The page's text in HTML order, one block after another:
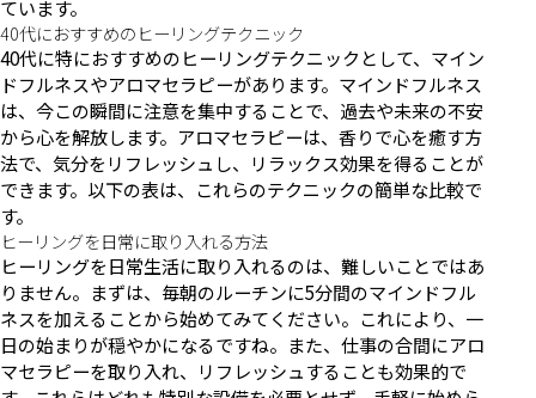
ています。
40代におすすめのヒーリングテクニック
40代に特におすすめのヒーリングテクニックとして、マイン
ドフルネスやアロマセラピーがあります。マインドフルネス
は、今この瞬間に注意を集中することで、過去や未来の不安
から心を解放します。アロマセラピーは、香りで心を癒す方
法で、気分をリフレッシュし、リラックス効果を得ることが
できます。以下の表は、これらのテクニックの簡単な比較で
す。
ヒーリングを日常に取り入れる方法
ヒーリングを日常生活に取り入れるのは、難しいことではあ
りません。まずは、毎朝のルーチンに5分間のマインドフル
ネスを加えることから始めてみてください。これにより、一
日の始まりが穏やかになるですね。また、仕事の合間にアロ
マセラピーを取り入れ、リフレッシュすることも効果的で